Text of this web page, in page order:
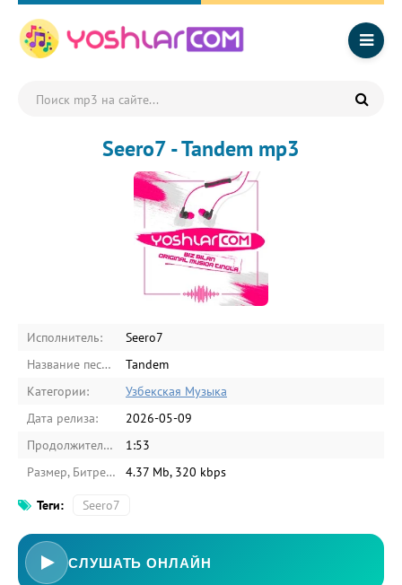
Seero7 - Tandem mp3
Исполнитель:
Seero7
Название песни:
Tandem
Категории:
Узбекская Музыка
Дата релиза:
2026-05-09
Продолжительность:
1:53
Размер, Битрейт:
4.37 Mb, 320 kbps
Теги: Seero7
СЛУШАТЬ ОНЛАЙН